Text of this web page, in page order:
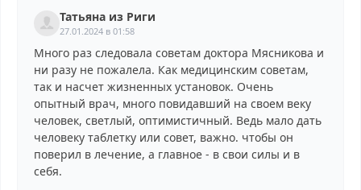
Татьяна из Риги
27.01.2024 в 01:58
Много раз следовала советам доктора Мясникова и
ни разу не пожалела. Как медицинским советам,
так и насчет жизненных установок. Очень
опытный врач, много повидавший на своем веку
человек, светлый, оптимистичный. Ведь мало дать
человеку таблетку или совет, важно. чтобы он
поверил в лечение, а главное - в свои силы и в
себя.